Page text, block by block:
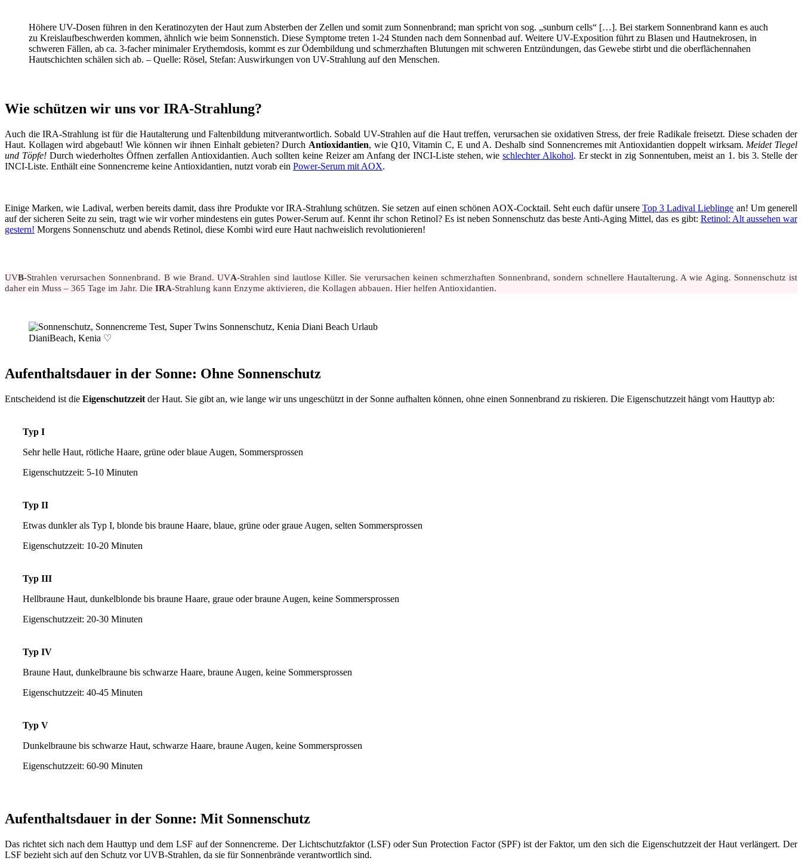
Höhere UV-Dosen führen in den Keratinozyten der Haut zum Absterben der Zellen und somit zum Sonnenbrand; man spricht von sog. „sunburn cells“ […]. Bei starkem Sonnenbrand kann es auch
zu Kreislaufbeschwerden kommen, ähnlich wie beim Sonnenstich. Diese Symptome treten 1-24 Stunden nach dem Sonnenbad auf. Weitere UV-Exposition führt zu Blasen und Hautnekrosen, in
schweren Fällen, ab ca. 3-facher minimaler Erythemdosis, kommt es zur Ödembildung und schmerzhaften Blutungen mit schweren Entzündungen, das Gewebe stirbt und die oberflächennahen
Hautschichten schälen sich ab. – Quelle: Rösel, Stefan: Auswirkungen von UV-Strahlung auf den Menschen.
Wie schützen wir uns vor IRA-Strahlung?
Auch die IRA-Strahlung ist für die Hautalterung und Faltenbildung mitverantwortlich. Sobald UV-Strahlen auf die Haut treffen, verursachen sie oxidativen Stress, der freie Radikale freisetzt. Diese schaden der
Haut. Kollagen wird abgebaut! Wie können wir ihnen Einhalt gebieten? Durch Antioxidantien, wie Q10, Vitamin C, E und A. Deshalb sind Sonnencremes mit Antioxidantien doppelt wirksam. Meidet Tiegel
und Töpfe!Durch wiederholtes Öffnen zerfallen Antioxidantien. Auch sollten keine Reizer am Anfang der INCI-Liste stehen, wieschlechter Alkohol. Er steckt in zig Sonnentuben, meist an 1. bis 3. Stelle der
INCI-Liste. Enthält eine Sonnencreme keine Antioxidantien, nutzt vorab ein Power-Serum mit AOX.
Einige Marken, wie Ladival, werben bereits damit, dass ihre Produkte vor IRA-Strahlung schützen. Sie setzen auf einen schönen AOX-Cocktail. Seht euch dafür unsere Top 3 Ladival Lieblinge an! Um generell
auf der sicheren Seite zu sein, tragt wie wir vorher mindestens ein gutes Power-Serum auf. Kennt ihr schon Retinol? Es ist neben Sonnenschutz das beste Anti-Aging Mittel, das es gibt: Retinol: Alt aussehen war
gestern! Morgens Sonnenschutz und abends Retinol, diese Kombi wird eure Haut nachweislich revolutionieren!
UVB-Strahlen verursachen Sonnenbrand. B wie Brand. UVA-Strahlen sind lautlose Killer. Sie verursachen keinen schmerzhaften Sonnenbrand, sondern schnellere Hautalterung. A wie Aging. Sonnenschutz ist
daher ein Muss – 365 Tage im Jahr. Die IRA-Strahlung kann Enzyme aktivieren, die Kollagen abbauen. Hier helfen Antioxidantien.
DianiBeach, Kenia ♡
Aufenthaltsdauer in der Sonne: Ohne Sonnenschutz
Entscheidend ist die Eigenschutzzeit der Haut. Sie gibt an, wie lange wir uns ungeschützt in der Sonne aufhalten können, ohne einen Sonnenbrand zu riskieren. Die Eigenschutzzeit hängt vom Hauttyp ab:
Typ I
Sehr helle Haut, rötliche Haare, grüne oder blaue Augen, Sommersprossen
Eigenschutzzeit: 5-10 Minuten
Typ II
Etwas dunkler als Typ I, blonde bis braune Haare, blaue, grüne oder graue Augen, selten Sommersprossen
Eigenschutzzeit: 10-20 Minuten
Typ III
Hellbraune Haut, dunkelblonde bis braune Haare, graue oder braune Augen, keine Sommersprossen
Eigenschutzzeit: 20-30 Minuten
Typ IV
Braune Haut, dunkelbraune bis schwarze Haare, braune Augen, keine Sommersprossen
Eigenschutzzeit: 40-45 Minuten
Typ V
Dunkelbraune bis schwarze Haut, schwarze Haare, braune Augen, keine Sommersprossen
Eigenschutzzeit: 60-90 Minuten
Aufenthaltsdauer in der Sonne: Mit Sonnenschutz
Das richtet sich nach dem Hauttyp und dem LSF auf der Sonnencreme. Der Lichtschutzfaktor (LSF) oder Sun Protection Factor (SPF) ist der Faktor, um den sich die Eigenschutzzeit der Haut verlängert. Der
LSF bezieht sich auf den Schutz vor UVB-Strahlen, da sie für Sonnenbrände verantwortlich sind.